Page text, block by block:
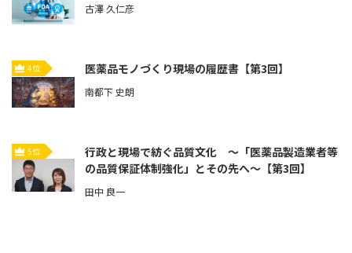
古澤 久仁彦
4位 医薬品モノづくり現場の履歴書【第3回】
南都下 史朗
5位
行政と現場で紡ぐ品質文化 ～「医薬品製造業者等
の品質保証体制強化」とその先へ～【第3回】
田中 良一